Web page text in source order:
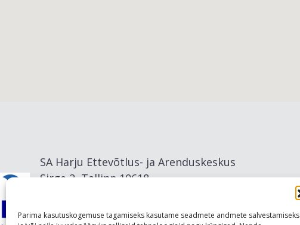
Parima kasutuskogemuse tagamiseks kasutame seadmete andmete salvestamiseks
SA Harju Ettevõtlus- ja Arenduskeskus
Sirge 2, Tallinn 10618